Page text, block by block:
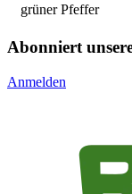
grüner Pfeffer
Abonniert
Anmelden